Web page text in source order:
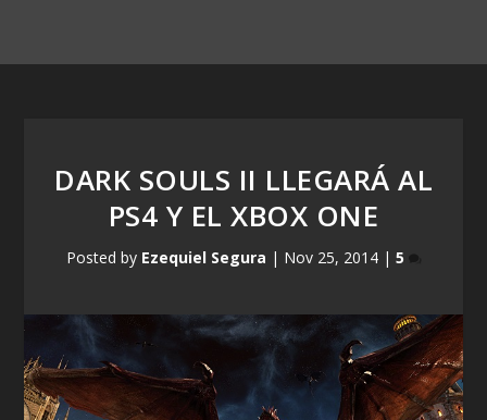
DARK SOULS II LLEGARÁ AL
PS4 Y EL XBOX ONE
Posted by Ezequiel Segura | Nov 25, 2014| 5